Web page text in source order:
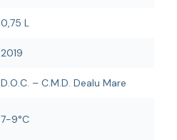
0,75 L
2019
D.O.C. – C.M.D. Dealu Mare
7-9°C